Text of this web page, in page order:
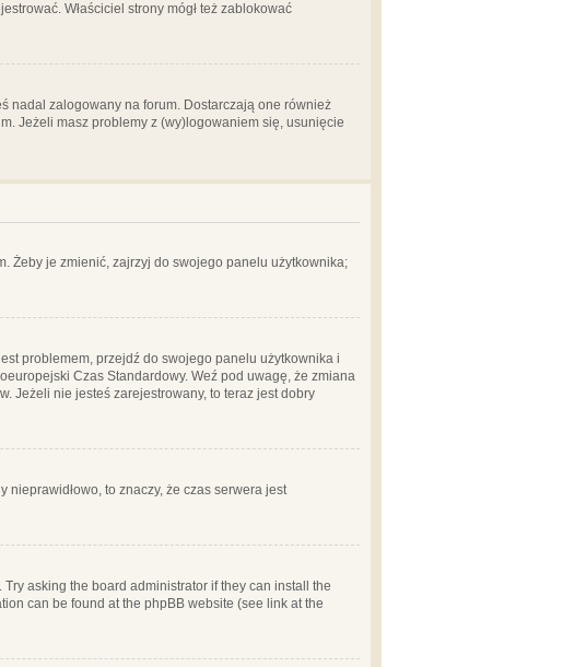
Właściciel strony mógł też zablokować
nadal zalogowany na forum. Dostarczają one również
Jeżeli masz problemy z (wy)logowaniem się, usunięcie
Żeby je zmienić, zajrzyj do swojego panelu użytkownika;
problemem, przejdź do swojego panelu użytkownika i
Czas Standardowy. Weź pod uwagę, że zmiana
Jeżeli nie jesteś zarejestrowany, to teraz jest dobry
nieprawidłowo, to znaczy, że czas serwera jest
asking the board administrator if they can install the
can be found at the phpBB website (see link at the